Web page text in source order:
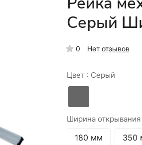
Серый
0 Нет отзывов
Цвет : Серый
Ширина открывания
180 мм 350